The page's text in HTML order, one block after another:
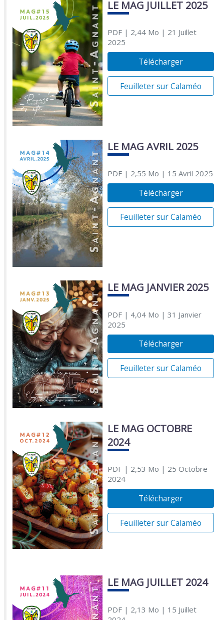
LE MAG JUILLET 2025
PDF| 2,44 Mo | 21 Juillet
2025
Télécharger
Feuilleter sur Calaméo
LE MAG AVRIL 2025
PDF| 2,55 Mo | 15 Avril 2025
Télécharger
Feuilleter sur Calaméo
LE MAG JANVIER 2025
PDF| 4,04 Mo | 31 Janvier
2025
Télécharger
Feuilleter sur Calaméo
LE MAG OCTOBRE
2024
PDF| 2,53 Mo | 25 Octobre
2024
Télécharger
Feuilleter sur Calaméo
LE MAG JUILLET 2024
PDF| 2,13 Mo | 15 Juillet